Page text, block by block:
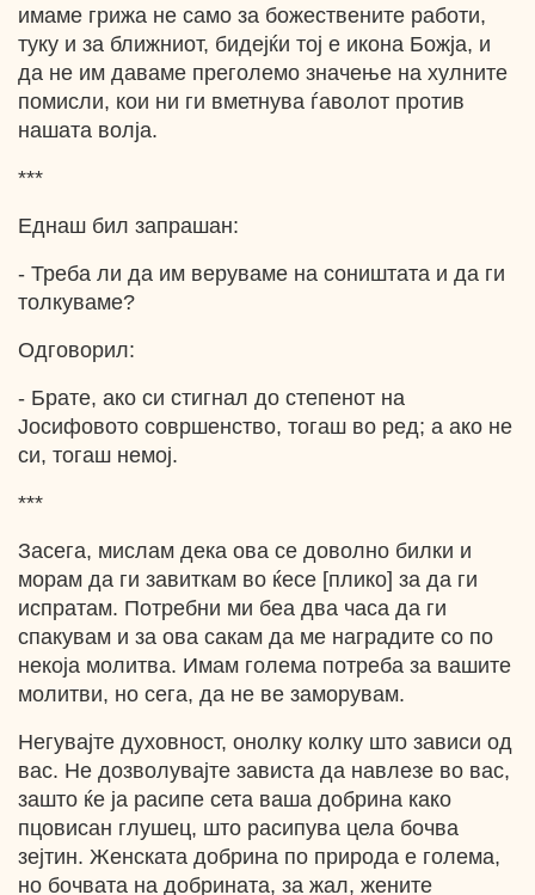
имаме грижа не само за божествените работи,
туку и за ближниот, бидејќи тој е икона Божја, и
да не им даваме преголемо значење на хулните
помисли, кои ни ги вметнува ѓаволот против
нашата волја.
***
Еднаш бил запрашан:
- Треба ли да им веруваме на соништата и да ги
толкуваме?
Одговорил:
- Братe, ако си стигнал до степенот на
Јосифовото совршенство, тогаш во ред; а ако не
си, тогаш немој.
***
Засега, мислам дека ова се доволно билки и
морам да ги завиткам во ќесе [плико] за да ги
испратам. Потребни ми беа два часа да ги
спакувам и за ова сакам да ме наградите со по
некоја молитва. Имам голема потреба за вашите
молитви, но сега, да не ве заморувам.
Негувајте духовност, онолку колку што зависи од
вас. Не дозволувајте зависта да навлезе во вас,
зашто ќе ја расипе сета ваша добрина како
пцовисан глушец, што расипува цела бочва
зејтин. Женската добрина по природа е голема,
но бочвата на добрината, за жал, жените